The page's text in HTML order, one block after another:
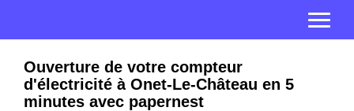
Ouverture de votre compteur
d'électricité à Onet-Le-Château en 5
minutes avec papernest